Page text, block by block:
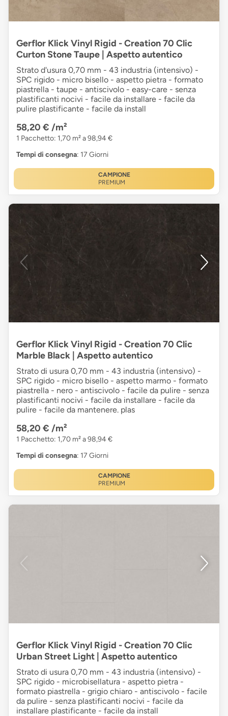
Gerflor Klick Vinyl Rigid - Creation 70 Clic
Curton Stone Taupe | Aspetto autentico
Strato d'usura 0,70 mm - 43 industria (intensivo) -
SPC rigido - micro bisello - aspetto pietra - formato
piastrella - taupe - antiscivolo - easy-care - senza
plastificanti nocivi - facile da installare - facile da
pulire plastificante - facile da install
58,20 € /m²
1 Pacchetto: 1,70 m² a 98,94 €
Tempi di consegna: 17 Giorni
CAMPIONE
PREMIUM
Gerflor Klick Vinyl Rigid - Creation 70 Clic
Marble Black | Aspetto autentico
Strato di usura 0,70 mm - 43 industria (intensivo) -
SPC rigido - micro bisello - aspetto marmo - formato
piastrella - nero - antiscivolo - facile da pulire - senza
plastificanti nocivi - facile da installare - facile da
pulire - facile da mantenere. plas
58,20 € /m²
1 Pacchetto: 1,70 m² a 98,94 €
Tempi di consegna: 17 Giorni
CAMPIONE
PREMIUM
Gerflor Klick Vinyl Rigid - Creation 70 Clic
Urban Street Light | Aspetto autentico
Strato di usura 0,70 mm - 43 industria (intensivo) -
SPC rigido - microbisellatura - aspetto pietra -
formato piastrella - grigio chiaro - antiscivolo - facile
da pulire - senza plastificanti nocivi - facile da
installare plastificante - facile da install